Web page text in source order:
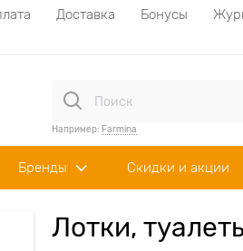
Доставка Бонусы
Например: Farmina
Бренды Скидки и акции
Лотки,